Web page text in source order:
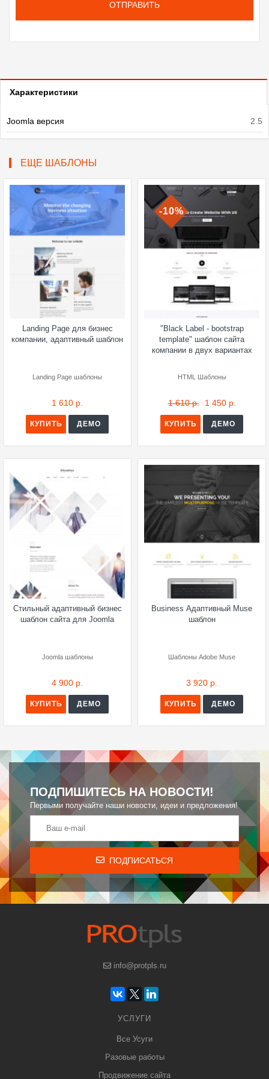
ОТПРАВИТЬ
Характеристики
Joomla версия 2.5
ЕЩЕ ШАБЛОНЫ
Landing Page для бизнес
компании, адаптивный шаблон
Landing Page шаблоны
1 610 р.
КУПИТЬ ДЕМО
-10%
"Black Label - bootstrap
template" шаблон сайта
компании в двух вариантах
HTML Шаблоны
1 610 р. 1 450 р.
КУПИТЬ ДЕМО
Стильный адаптивный бизнес
шаблон сайта для Joomla
Joomla шаблоны
4 900 р.
КУПИТЬ ДЕМО
Business Адаптивный Muse
шаблон
Шаблоны Adobe Muse
3 920 р.
КУПИТЬ ДЕМО
ПОДПИШИТЕСЬ НА НОВОСТИ!
Первыми получайте наши новости, идеи и предложения!
ПОДПИСАТЬСЯ
info@protpls.ru
УСЛУГИ
Все Усуги
Разовые работы
Продвижение сайта